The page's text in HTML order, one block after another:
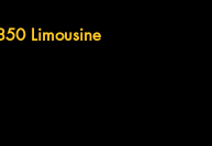
Limousine